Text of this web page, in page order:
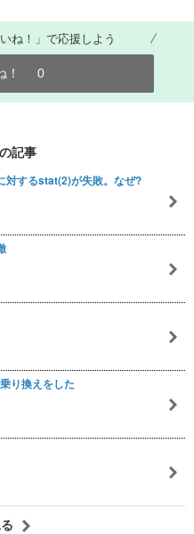
ね！」で応援しよう
！ 0
記事
対するstat(2)が失敗。なぜ?
り換えをした